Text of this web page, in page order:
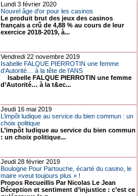
Lundi 3 février 2020
Nouvel âge d'or pour les casinos
Le produit brut des jeux des casinos
français a crû de 4,88 % au cours de leur
exercice 2018-2019, à...
Vendredi 22 novembre 2019
Isabelle FALQUE PIERROTIN une femme
d’Autorité… à la tête de l’ANS
Isabelle FALQUE PIERROTIN une femme
d’Autorité… à la t&ec...
Jeudi 16 mai 2019
L’impôt ludique au service du bien commun : un
choix politique
L’impôt ludique au service du bien commun
: un choix politique...
Jeudi 28 février 2019
Boulogne Pour Partouche, écarté du casino, le
maire «veut toujours plus » !
Propos Recueillis Par Nicolas Le Jean
Déception et sentiment d’injustice : c’est ce